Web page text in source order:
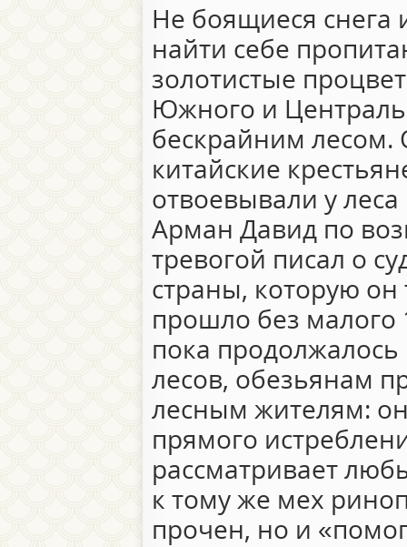
Не боящиеся снега
найти себе
золотистые
Южного и
бескрайним
китайские
отвоевывали у
Арман Давид по
тревогой писал о
страны, которую
прошло без малого
пока продолжалось
лесов, обезьянам
лесным жителям:
прямого
рассматривает
к тому же мех
прочен, но и